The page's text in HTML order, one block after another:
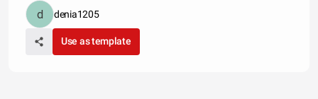
denia1205
Use as template